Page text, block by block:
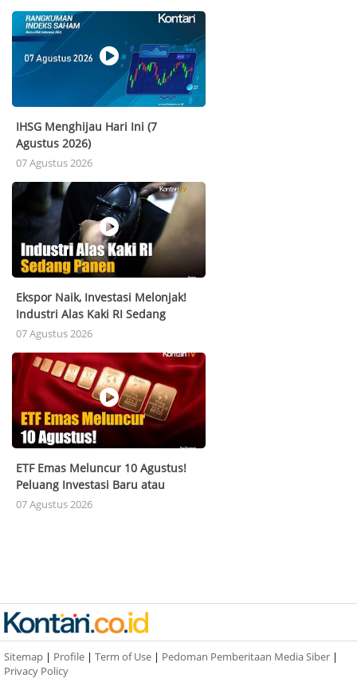
IHSG Menghijau Hari Ini (7
Agustus 2026)
07 Agustus 2026
Ekspor Naik, Investasi Melonjak!
Industri Alas Kaki RI Sedang
Panen
07 Agustus 2026
ETF Emas Meluncur 10 Agustus!
Peluang Investasi Baru atau
Pesaing Emas Fisik?
07 Agustus 2026
Sitemap | Profile | Term of Use | Pedoman Pemberitaan Media Siber |
Privacy Policy